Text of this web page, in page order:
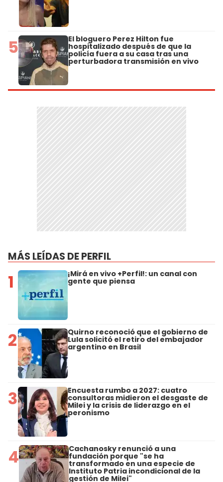
5 El bloguero Perez Hilton fue
hospitalizado después de que la
policía fuera a su casa tras una
perturbadora transmisión en vivo
MÁS LEÍDAS DE PERFIL
1 ¡Mirá en vivo +Perfil!: un canal con
gente que piensa
2 Quirno reconoció que el gobierno de
Lula solicitó el retiro del embajador
argentino en Brasil
3 Encuesta rumbo a 2027: cuatro
consultoras midieron el desgaste de
Milei y la crisis de liderazgo en el
peronismo
4 Cachanosky renunció a una
fundación porque "se ha
transformado en una especie de
Instituto Patria incondicional de la
gestión de Milei"